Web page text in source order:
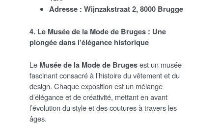
Adresse : Wijnzakstraat 2, 8000 Brugge
4. Le Musée de la Mode de Bruges : Une
plongée dans l’élégance historique
Le Musée de la Mode de Brugesest un musée
fascinant consacré à l’histoire du vêtement et du
design. Chaque exposition est un mélange
d’élégance et de créativité, mettant en avant
l’évolution du style et des coutures à travers les
âges.